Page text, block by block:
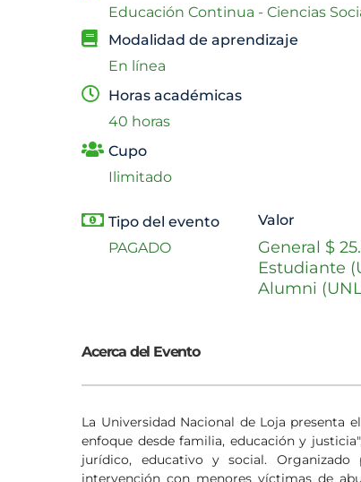
Educación Continua - Ciencias
Modalidad de aprendizaje
En línea
Horas académicas
40 horas
Cupo
Ilimitado
Tipo del evento
PAGADO
Valor
General $
Estudiante
Alumni
Acerca del Evento
La Universidad Nacional de Loja presenta
enfoque desde familia, educación y
jurídico, educativo y social.
intervención con menores víctimas de